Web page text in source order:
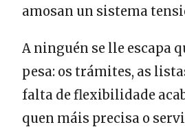
amosan un sistema
A ninguén se lle escapa
pesa: os trámites, as
falta de flexibilidade
quen máis precisa o